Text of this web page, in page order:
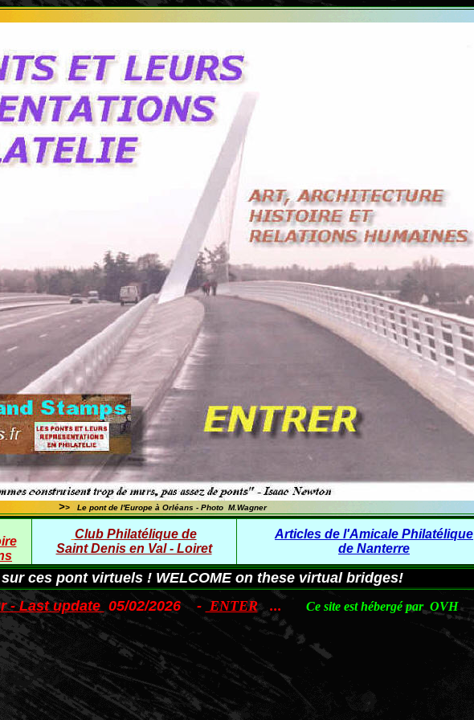
>> Le pont de l'Europe à Orléans - Photo M.Wagner
Club Philatélique de
Saint Denis en Val - Loiret
Articles de l'Amicale Philatélique
de Nanterre
sur ces pont virtuels ! WELCOME on these virtual bridges!
- Last update 05/02/2026 - ENTER... Ce site est hébergé par OVH